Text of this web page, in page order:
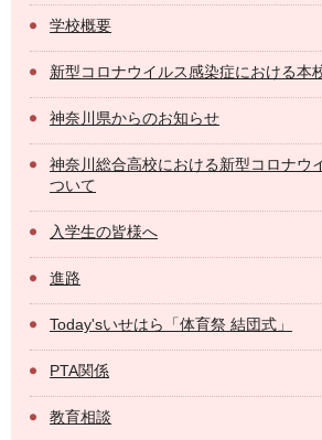
学校概要
新型コロナウイルス感染症における本
神奈川県からのお知らせ
神奈川総合高校における新型コロナウ
ついて
入学生の皆様へ
進路
Today'sいせはら「体育祭 結団式」
PTA関係
教育相談